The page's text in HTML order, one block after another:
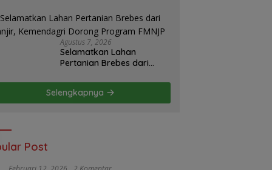
Konfirmasi GM PLN UID
S2JB Terkesan Tutup Mata
Agustus 7, 2026
Selamatkan Lahan
Pertanian Brebes dari
Dorong Program FMNJP
Selengkapnya
Post